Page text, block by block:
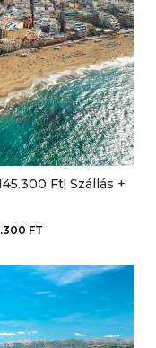
Ft! Szállás +
FT